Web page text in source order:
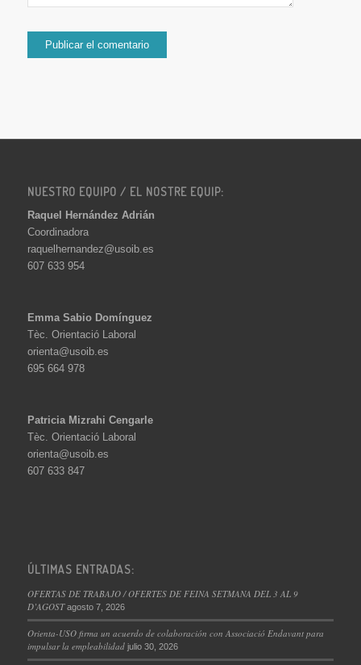
NUESTRO EQUIPO / EL NOSTRE EQUIP:
Raquel Hernández Adrián
Coordinadora
raquelhernandez@usoib.es
607 633 954
Emma Sabio Domínguez
Tèc. Orientació Laboral
orienta@usoib.es
695 664 978
Patricia Mizrahi Cengarle
Tèc. Orientació Laboral
orienta@usoib.es
607 633 847
ÚLTIMAS ENTRADAS:
OFERTAS DE TRABAJO / OFERTES DE FEINA SETMANA DEL 3 AL 9
D’AGOST agosto 7, 2026
Orienta-USO firma un acuerdo de colaboración con Associació Endavant para
impulsar la empleabilidad julio 30, 2026